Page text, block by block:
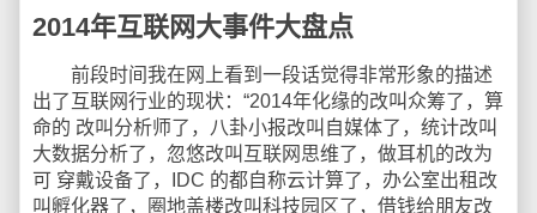
2014年互联网大事件大盘点
前段时间我在网上看到一段话觉得非常形象的描述
出了互联网行业的现状：“2014年化缘的改叫众筹了，算
命的 改叫分析师了，八卦小报改叫自媒体了，统计改叫
大数据分析了，忽悠改叫互联网思维了，做耳机的改为
可 穿戴设备了，IDC 的都自称云计算了，办公室出租改
叫孵化器了，圈地盖楼改叫科技园区了，借钱给朋友改